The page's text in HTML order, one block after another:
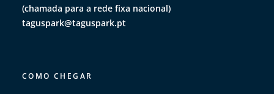
(chamada para a rede fixa nacional)
taguspark@taguspark.pt
COMO CHEGAR